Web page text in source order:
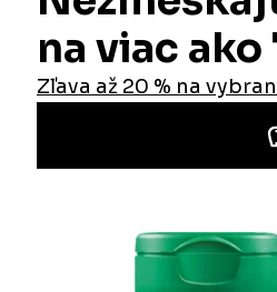
Iné stránky Jamieson